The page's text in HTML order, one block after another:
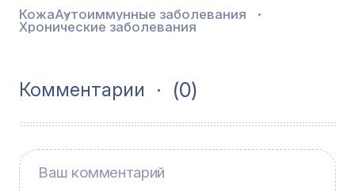
КожаАутоиммунные заболевания
Хронические заболевания
Комментарии (0)